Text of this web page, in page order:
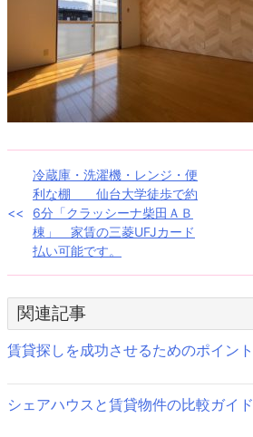
稿
ビ
ゲ
ー
ョ
冷蔵庫・洗濯機・レンジ・便
利な棚 仙台大学徒歩で約
6分「クラッシーナ柴田ＡＢ
棟」 家賃の三菱UFJカード
払い可能です。
関連記事
賃貸探しを成功させるためのポイント
シェアハウスと賃貸物件の比較ガイド